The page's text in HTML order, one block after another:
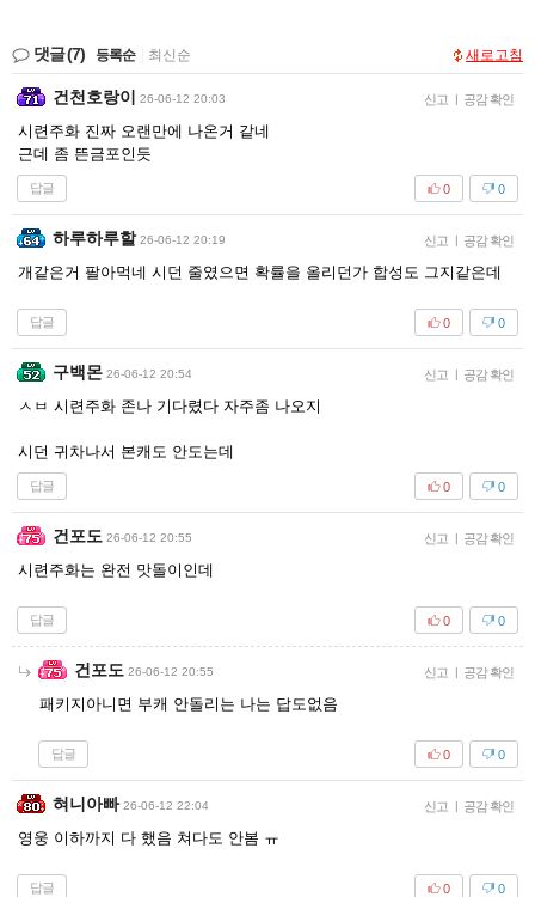
댓글(7) 등록순 최신순 새로고침
건천호랑이 26-06-12 20:03 신고 | 공감 확인
시련주화 진짜 오랜만에 나온거 같네
근데 좀 뜬금포인듯
답글 0
0
하루하루할 26-06-12 20:19 신고 | 공감 확인
개같은거 팔아먹네 시던 줄였으면 확률을 올리던가 합성도 그지같은데
답글 0
0
구백몬 26-06-12 20:54 신고 | 공감 확인
ㅅㅂ 시련주화 존나 기다렸다 자주좀 나오지
시던 귀차나서 본캐도 안도는데
답글 0
0
건포도 26-06-12 20:55 신고 | 공감 확인
시련주화는 완전 맛돌이인데
답글 0
0
건포도 26-06-12 20:55 신고 | 공감 확인
패키지아니면 부캐 안돌리는 나는 답도없음
답글 0
0
혀니아빠 26-06-12 22:04 신고 | 공감 확인
영웅 이하까지 다 했음 쳐다도 안봄 ㅠ
답글 0
0